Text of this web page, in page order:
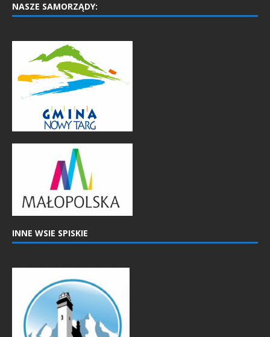
NASZE SAMORZĄDY:
INNE WSIE SPISKIE